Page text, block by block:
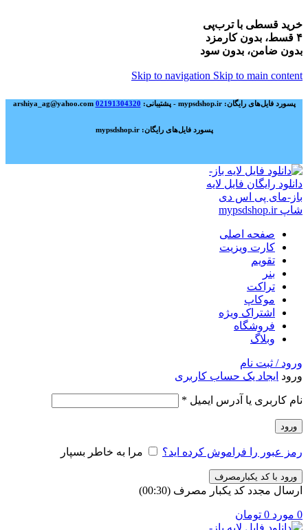
خرید قسطی با ترب‌پی
۴ قسط، بدون کارمزد
بدون ضامن، بدون سود
Skip to navigation Skip to main content
پسورد فایل‌های رایگان: mypsdshop.ir - پشتیبانی: arshiya_ag@yahoo.com 02191304320
پسورد فایل‌های رایگان: mypsdshop.ir
صفحه اصلی
کارت ویزیت
تقویم
بنر
تراکت
موکاپ
اشتراک ویژه
فروشگاه
وبلاگ
ورود / ثبت نام
ورود ایجاد یک حساب کاربری
نام کاربری یا آدرس ایمیل *
ورود
رمز عبور را فراموش کرده اید؟ مرا به خاطر بسپار
ورود با کد یکبارمصرف
ارسال مجدد کد یکبار مصرف (00:
30
)
0 مورد 0 تومان